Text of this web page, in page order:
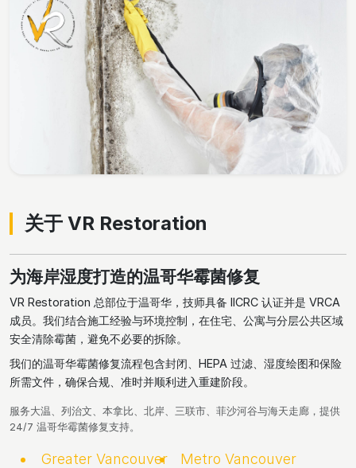
关于 VR Restoration
为海岸湿度打造的温哥华霉菌修复
VR Restoration 总部位于温哥华，技师具备 IICRC 认证并是 VRCA
成员。我们结合施工经验与环境控制，在住宅、公寓与分层公共区域
安全清除霉菌，避免不必要的拆除。
我们的温哥华霉菌修复流程包含封闭、HEPA 过滤、湿度绘图和保险
所需文件，确保合规、准时并顺利进入重建阶段。
服务大温、列治文、本拿比、北岸、三联市、菲沙河谷与海天走廊，提供
24/7 温哥华霉菌修复支持。
Greater Vancouver
Metro Vancouver